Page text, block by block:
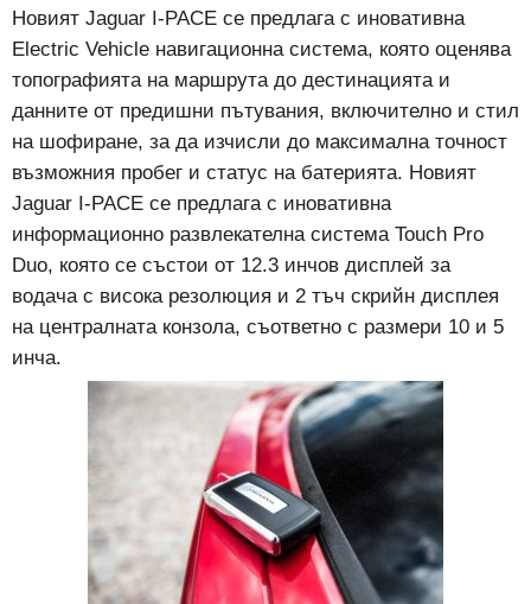
Новият Jaguar I-PACE се предлага с иновативна
Electric Vehicle навигационна система, която оценява
топографията на маршрута до дестинацията и
данните от предишни пътувания, включително и стил
на шофиране, за да изчисли до максимална точност
възможния пробег и статус на батерията. Новият
Jaguar I-PACE се предлага с иновативна
информационно развлекателна система Touch Pro
Duo, която се състои от 12.3 инчов дисплей за
водача с висока резолюция и 2 тъч скрийн дисплея
на централната конзола, съответно с размери 10 и 5
инча.